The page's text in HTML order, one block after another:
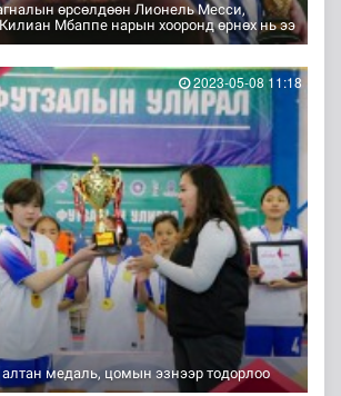
өрсөлдөөн Лионель Месси,
Мбаппе нарын хооронд өрнөх нь ээ
алтан медаль, цомын эзнээр тодорлоо
2023-05-08 11:18